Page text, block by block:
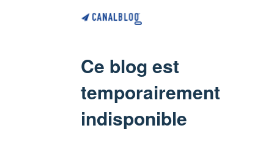
Ce blog est
temporairement
indisponible